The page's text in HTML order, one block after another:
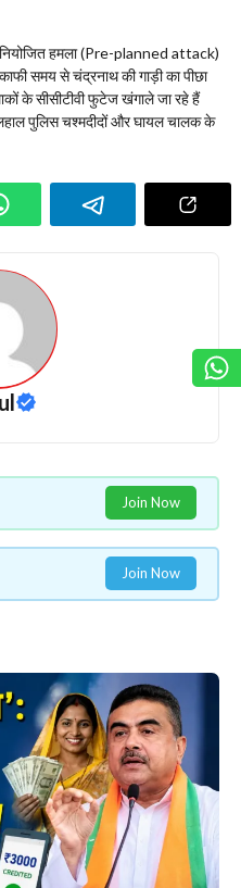
हमला (Pre-planned attack)
समय से चंद्रनाथ की गाड़ी का पीछा
के सीसीटीवी फुटेज खंगाले जा रहे हैं
पुलिस चश्मदीदों और घायल चालक के
Join Now
Join Now